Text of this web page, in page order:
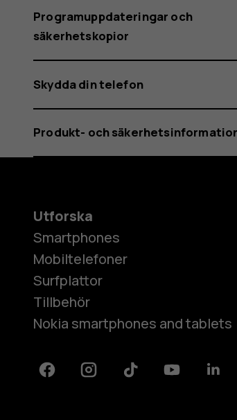
Programuppdateringar och
säkerhetskopior
Skydda din telefon
Produkt- och
Utforska
Smartphones
Mobiltelefoner
Surfplattor
Tillbehör
Nokia smartphones and tablets
FacebookInstagramTiktok Youtube